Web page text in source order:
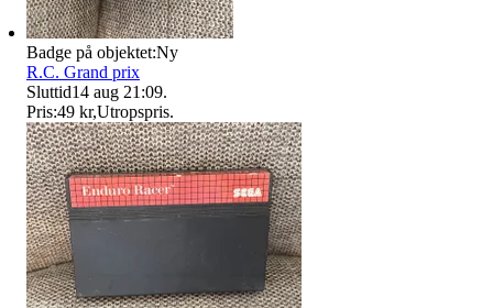
Badge på objektet:Ny
R.C. Grand prix
Sluttid14 aug 21:09.
Pris:49 kr,Utropspris.